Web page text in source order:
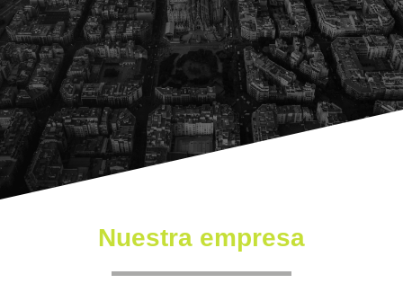
Nuestra empresa